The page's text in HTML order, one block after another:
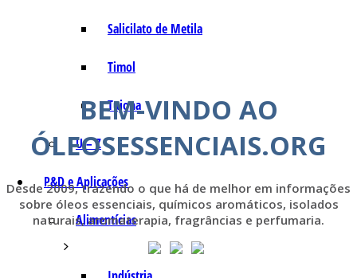
Salicilato de Metila
Timol
Tujona
U – Z
P&D e Aplicações
Alimentícias
BEM-VINDO AO
ÓLEOSESSENCIAIS.ORG
Desde 2009, trazendo o que há de melhor em informações
sobre óleos essenciais, químicos aromáticos, isolados
naturais, aromaterapia, fragrâncias e perfumaria.